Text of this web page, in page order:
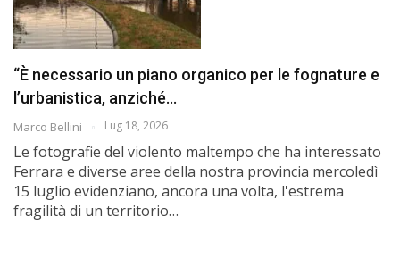
“È necessario un piano organico per le fognature e
l’urbanistica, anziché…
Marco Bellini Lug 18, 2026
Le fotografie del violento maltempo che ha interessato
Ferrara e diverse aree della nostra provincia mercoledì
15 luglio evidenziano, ancora una volta, l'estrema
fragilità di un territorio…